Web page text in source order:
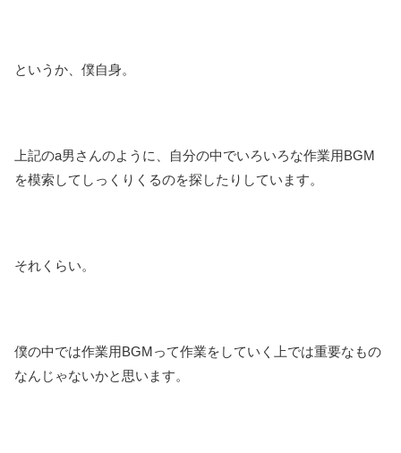
というか、僕自身。
上記のa男さんのように、自分の中でいろいろな作業用BGM
を模索してしっくりくるのを探したりしています。
それくらい。
僕の中では作業用BGMって作業をしていく上では重要なもの
なんじゃないかと思います。